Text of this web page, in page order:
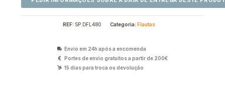
REF: SP.DFL480 Categoria: Flautas
Envio em 24h após a encomenda
Portes de envio gratuitos a partir de 200€
15 dias para troca ou devolução